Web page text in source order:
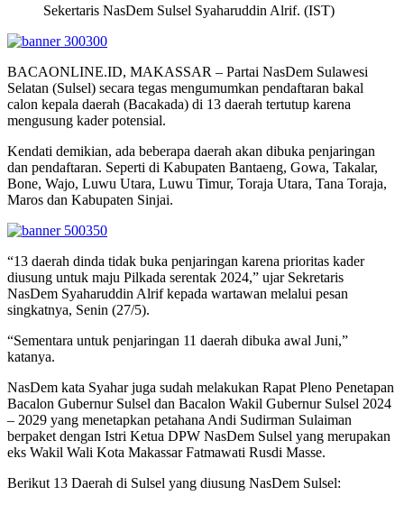
Sekertaris NasDem Sulsel Syaharuddin Alrif. (IST)
BACAONLINE.ID, MAKASSAR – Partai NasDem Sulawesi
Selatan (Sulsel) secara tegas mengumumkan pendaftaran bakal
calon kepala daerah (Bacakada) di 13 daerah tertutup karena
mengusung kader potensial.
Kendati demikian, ada beberapa daerah akan dibuka penjaringan
dan pendaftaran. Seperti di Kabupaten Bantaeng, Gowa, Takalar,
Bone, Wajo, Luwu Utara, Luwu Timur, Toraja Utara, Tana Toraja,
Maros dan Kabupaten Sinjai.
“13 daerah dinda tidak buka penjaringan karena prioritas kader
diusung untuk maju Pilkada serentak 2024,” ujar Sekretaris
NasDem Syaharuddin Alrif kepada wartawan melalui pesan
singkatnya, Senin (27/5).
“Sementara untuk penjaringan 11 daerah dibuka awal Juni,”
katanya.
NasDem kata Syahar juga sudah melakukan Rapat Pleno Penetapan
Bacalon Gubernur Sulsel dan Bacalon Wakil Gubernur Sulsel 2024
– 2029 yang menetapkan petahana Andi Sudirman Sulaiman
berpaket dengan Istri Ketua DPW NasDem Sulsel yang merupakan
eks Wakil Wali Kota Makassar Fatmawati Rusdi Masse.
Berikut 13 Daerah di Sulsel yang diusung NasDem Sulsel: